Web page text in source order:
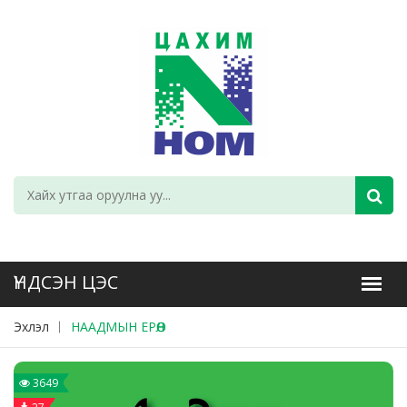
Эхлэл НААДМЫН ЕРӨӨЛ
3649